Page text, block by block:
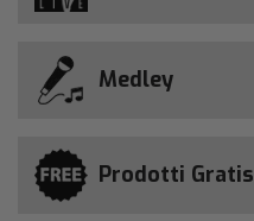
Medley
Prodotti Gratis